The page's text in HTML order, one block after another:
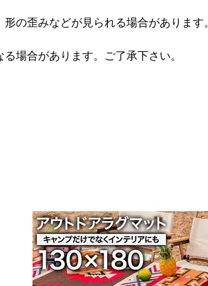
の歪みなどが見られる場合があります。
場合があります。ご了承下さい。